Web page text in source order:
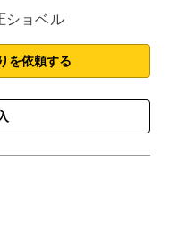
ショベル
を依頼する